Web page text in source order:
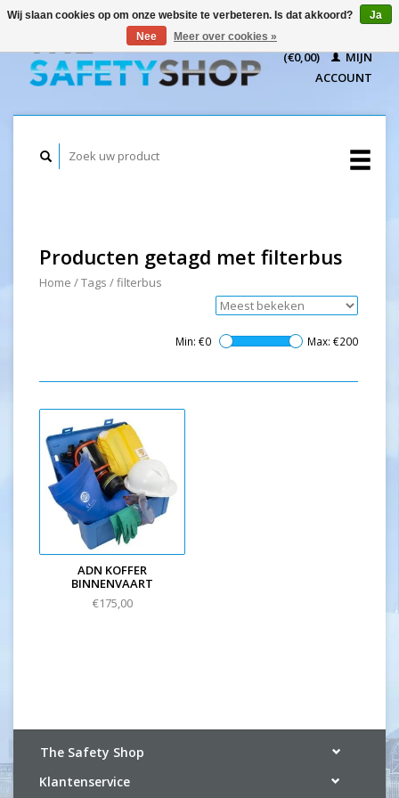
(€0,00)
MIJN
ACCOUNT
Producten getagd met filterbus
Home /Tags /filterbus
Min: €0 Max: €200
ADN KOFFER
BINNENVAART
€175,00
The Safety Shop
Klantenservice
Wij slaan cookies op om onze website te verbeteren. Is dat akkoord?
Ja
Nee
Meer over cookies »